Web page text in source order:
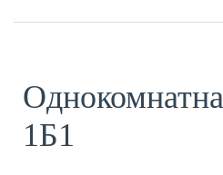
1Б1